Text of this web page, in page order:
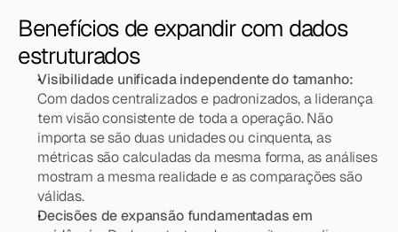
Benefícios de expandir com dados
estruturados
Visibilidade unificada independente do tamanho:
Com dados centralizados e padronizados, a liderança
tem visão consistente de toda a operação. Não
importa se são duas unidades ou cinquenta, as
métricas são calculadas da mesma forma, as análises
mostram a mesma realidade e as comparações são
válidas.
Decisões de expansão fundamentadas em